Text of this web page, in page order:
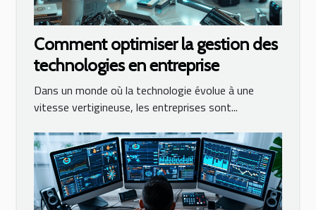
Comment optimiser la gestion des
technologies en entreprise
Dans un monde où la technologie évolue à une
vitesse vertigineuse, les entreprises sont...